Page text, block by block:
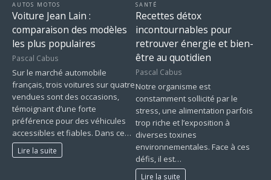
AUTOS MOTOS
Voiture Jean Lain :
comparaison des modèles
les plus populaires
Pascal Cabus
Sur le marché automobile
français, trois voitures sur quatre
vendues sont des occasions,
témoignant d’une forte
préférence pour des véhicules
accessibles et fiables. Dans ce…
Lire la suite
SANTÉ
Recettes détox
incontournables pour
retrouver énergie et bien-
être au quotidien
Pascal Cabus
Notre organisme est
constamment sollicité par le
stress, une alimentation parfois
trop riche et l’exposition à
diverses toxines
environnementales. Face à ces
défis, il est…
Lire la suite